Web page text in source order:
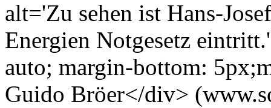
alt='Zu sehen ist Hans-
Energien Notgesetz
auto; margin-bottom:
Guido Bröer</div>